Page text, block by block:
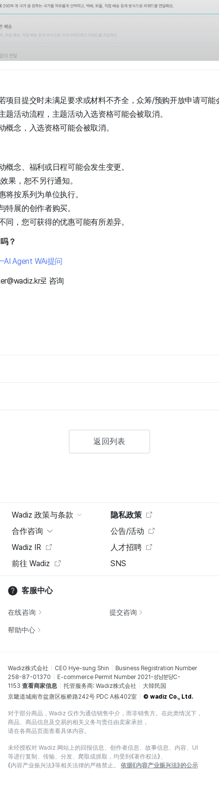
项目提交时未满足要求或材料不齐全，众筹/预购开放申请可能
题活动流程，主题活动入选资格可能会被取消。
概念，入选资格可能会被取消。
概念、福利或日程可能会发生变更。
果，恕不另行通知。
将按系列为单位执行。
特展的创作者购买。
同，您可获得的优惠可能有所差异。
？
Agent WAi提问
로 咨询
返回列表
Wadiz 政策与条款
隐私政策
合作咨询
公告/活动
Wadiz IR
人才招聘
前往 Wadiz
SNS
客服中心
在线咨询 提交咨询
帮助中心
Wadiz株式会社 CEO Hye-sung Shin
Business Registration Number
258-87-01370
E-commerce Permit Number 2021-성남분당C-
1153 查看商家信息 托管服务商: Wadiz株式会社
大韓民国
京畿道城南市盆唐区板桥路242号 PDC A栋402室
© wadiz Co., Ltd.
对于部分商品，Wadiz 仅作为通信销售中介，而非销售方。在此类情况下，
商品、商品信息及交易的相关义务与责任由卖家承担，
请在各商品页面查看具体内容。
未经授权对 Wadiz 网站上的回报信息、创作者信息、故事信息、内容、UI
等进行复制、传输、分发、爬取或抓取，均受到《著作权法》、
《内容产业振兴法》等相关法律的严格禁止。
依据《内容产业振兴法》的公示